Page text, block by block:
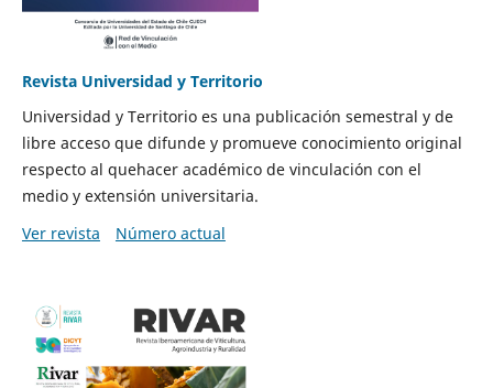
Revista Universidad y Territorio
Universidad y Territorio es una publicación semestral y de
libre acceso que difunde y promueve conocimiento original
respecto al quehacer académico de vinculación con el
medio y extensión universitaria.
Ver revista
Número actual